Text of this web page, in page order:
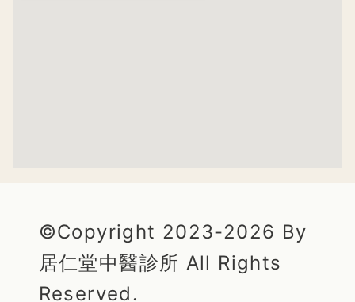
©Copyright 2023-2026 By
居仁堂中醫診所 All Rights
Reserved.